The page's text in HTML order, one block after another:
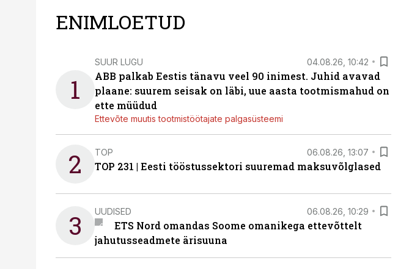
ENIMLOETUD
1
SUUR LUGU 04.08.26, 10:42
ABB palkab Eestis tänavu veel 90 inimest. Juhid avavad
plaane: suurem seisak on läbi, uue aasta tootmismahud on
ette müüdud
Ettevõte muutis tootmistöötajate palgasüsteemi
2 TOP 06.08.26, 13:07
TOP 231 | Eesti tööstussektori suuremad maksuvõlglased
3 UUDISED 06.08.26, 10:29
ETS Nord omandas Soome omanikega ettevõttelt
jahutusseadmete ärisuuna